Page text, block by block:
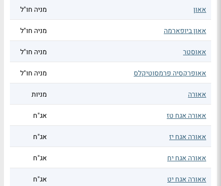
אאון מניה חו"ל
אאון ביופארמה מניה חו"ל
אאוסטר מניה חו"ל
אאופרקסיה פרמסוטיקלס מניה חו"ל
אאורה מניות
אאורה אגח טז אג"ח
אאורה אגח יז אג"ח
אאורה אגח יח אג"ח
אאורה אגח יט אג"ח